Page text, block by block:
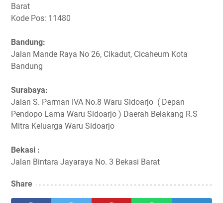
Barat
Kode Pos: 11480
Bandung:
Jalan Mande Raya No 26, Cikadut, Cicaheum Kota
Bandung
Surabaya:
Jalan S. Parman IVA No.8 Waru Sidoarjo ( Depan
Pendopo Lama Waru Sidoarjo ) Daerah Belakang R.S
Mitra Keluarga Waru Sidoarjo
Bekasi :
Jalan Bintara Jayaraya No. 3 Bekasi Barat
Share